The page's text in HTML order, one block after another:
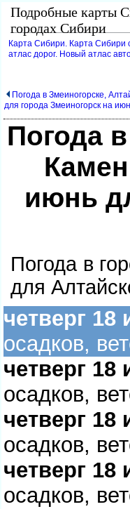
Подробные карты
ородах Сибири
Карта Сибири. Карта Сибири
атлас дорог. Новый атлас
Погода в Змеиногорске,
для города Змеиногорск на
Погода
июнь
Погода в
для
четверг
осадков,
четверг 18
осадков,
четверг
осадков,
четверг 18
осадков,